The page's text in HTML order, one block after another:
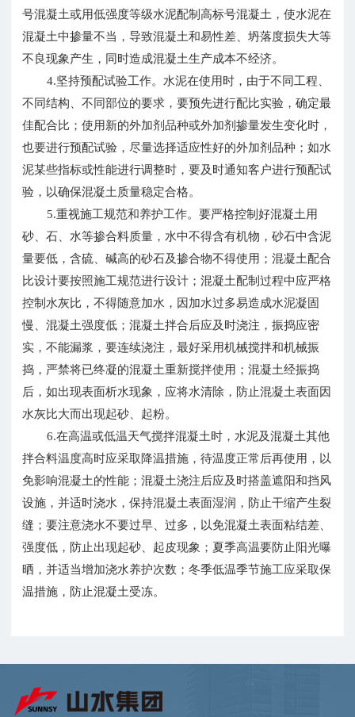
号混凝土或用低强度等级水泥配制高标号混凝土，使水泥在
混凝土中掺量不当，导致混凝土和易性差、坍落度损失大等
不良现象产生，同时造成混凝土生产成本不经济。
4.坚持预配试验工作。水泥在使用时，由于不同工程、
不同结构、不同部位的要求，要预先进行配比实验，确定最
佳配合比；使用新的外加剂品种或外加剂掺量发生变化时，
也要进行预配试验，尽量选择适应性好的外加剂品种；如水
泥某些指标或性能进行调整时，要及时通知客户进行预配试
验，以确保混凝土质量稳定合格。
5.重视施工规范和养护工作。要严格控制好混凝土用
砂、石、水等掺合料质量，水中不得含有机物，砂石中含泥
量要低，含硫、碱高的砂石及掺合物不得使用；混凝土配合
比设计要按照施工规范进行设计；混凝土配制过程中应严格
控制水灰比，不得随意加水，因加水过多易造成水泥凝固
慢、混凝土强度低；混凝土拌合后应及时浇注，振捣应密
实，不能漏浆，要连续浇注，最好采用机械搅拌和机械振
捣，严禁将已终凝的混凝土重新搅拌使用；混凝土经振捣
后，如出现表面析水现象，应将水清除，防止混凝土表面因
水灰比大而出现起砂、起粉。
6.在高温或低温天气搅拌混凝土时，水泥及混凝土其他
拌合料温度高时应采取降温措施，待温度正常后再使用，以
免影响混凝土的性能；混凝土浇注后应及时搭盖遮阳和挡风
设施，并适时浇水，保持混凝土表面湿润，防止干缩产生裂
缝；要注意浇水不要过早、过多，以免混凝土表面粘结差、
强度低，防止出现起砂、起皮现象；夏季高温要防止阳光曝
晒，并适当增加浇水养护次数；冬季低温季节施工应采取保
温措施，防止混凝土受冻。